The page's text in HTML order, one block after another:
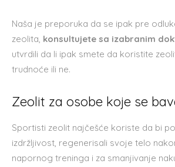
Naša je preporuka da se ipak pre
zeolita, konsultujete sa izabranim
utvrdili da li ipak smete da koristite
trudnoće ili ne.
Zeolit za osobe koje se
Sportisti zeolit najčešće koriste da bi
izdržljivost, regenerisali svoje telo
napornog treninga i za smanjivanje